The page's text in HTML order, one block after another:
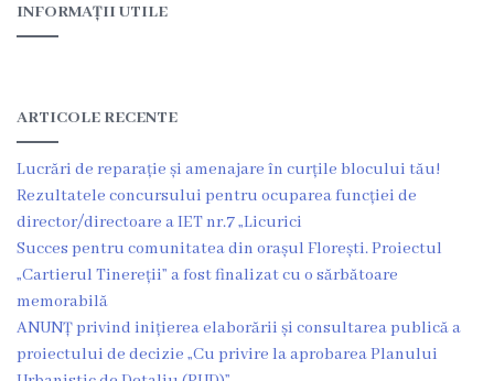
Consiliul
Consilieri
Regulamentul
Consiliului
Ședințele
Consiliului
online
INFORMAȚII UTILE
ARTICOLE RECENTE
Lucrări de reparație și amenajare în curțile blocului tău!
Rezultatele concursului pentru ocuparea funcției de
director/directoare a IET nr.7 „Licurici
Succes pentru comunitatea din orașul Florești. Proiectul
„Cartierul Tinereții” a fost finalizat cu o sărbătoare
memorabilă
ANUNȚ privind inițierea elaborării și consultarea publică a
proiectului de decizie „Cu privire la aprobarea Planului